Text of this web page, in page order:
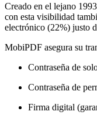
Creado en el lejano
con esta visibilidad
electrónico (22%) justo
MobiPDF asegura su
Contraseña de
Contraseña de
Firma digital